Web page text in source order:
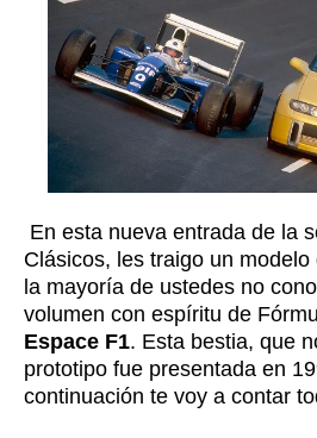
En esta nueva entrada de la
Clásicos, les traigo un
la mayoría de ustedes no
volumen con espíritu de
Espace F1. Esta bestia, que
prototipo fue presentada en
continuación te voy a contar